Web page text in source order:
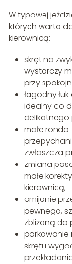
W typowej
których warto
kierownicą:
skręt na
wystarczy
przy
łagodny
idealny do
delikatnego
małe
zwłaszcza
zmiana
małe
kierownicą,
omijanie
pewnego,
zbliżoną do
parkowanie
skrętu